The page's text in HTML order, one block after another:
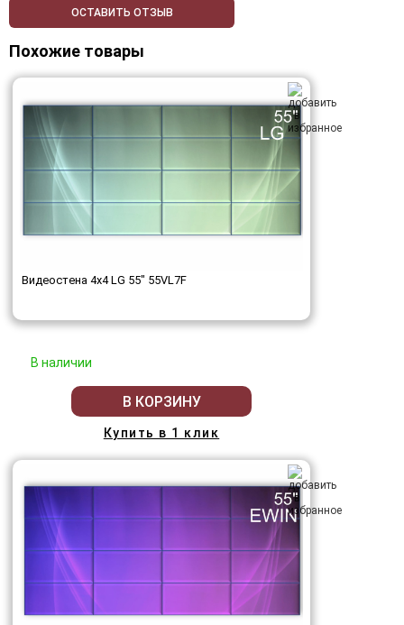
ОСТАВИТЬ ОТЗЫВ
Похожие товары
Видеостена 4x4 LG 55" 55VL7F
В наличии
В КОРЗИНУ
Купить в 1 клик